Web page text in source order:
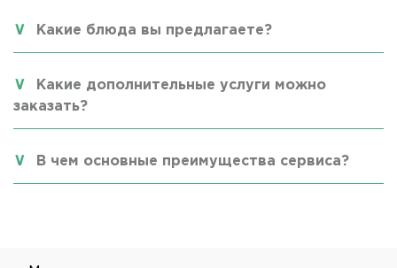
Какие блюда вы предлагаете?
Какие дополнительные услуги можно
заказать?
В чем основные преимущества сервиса?